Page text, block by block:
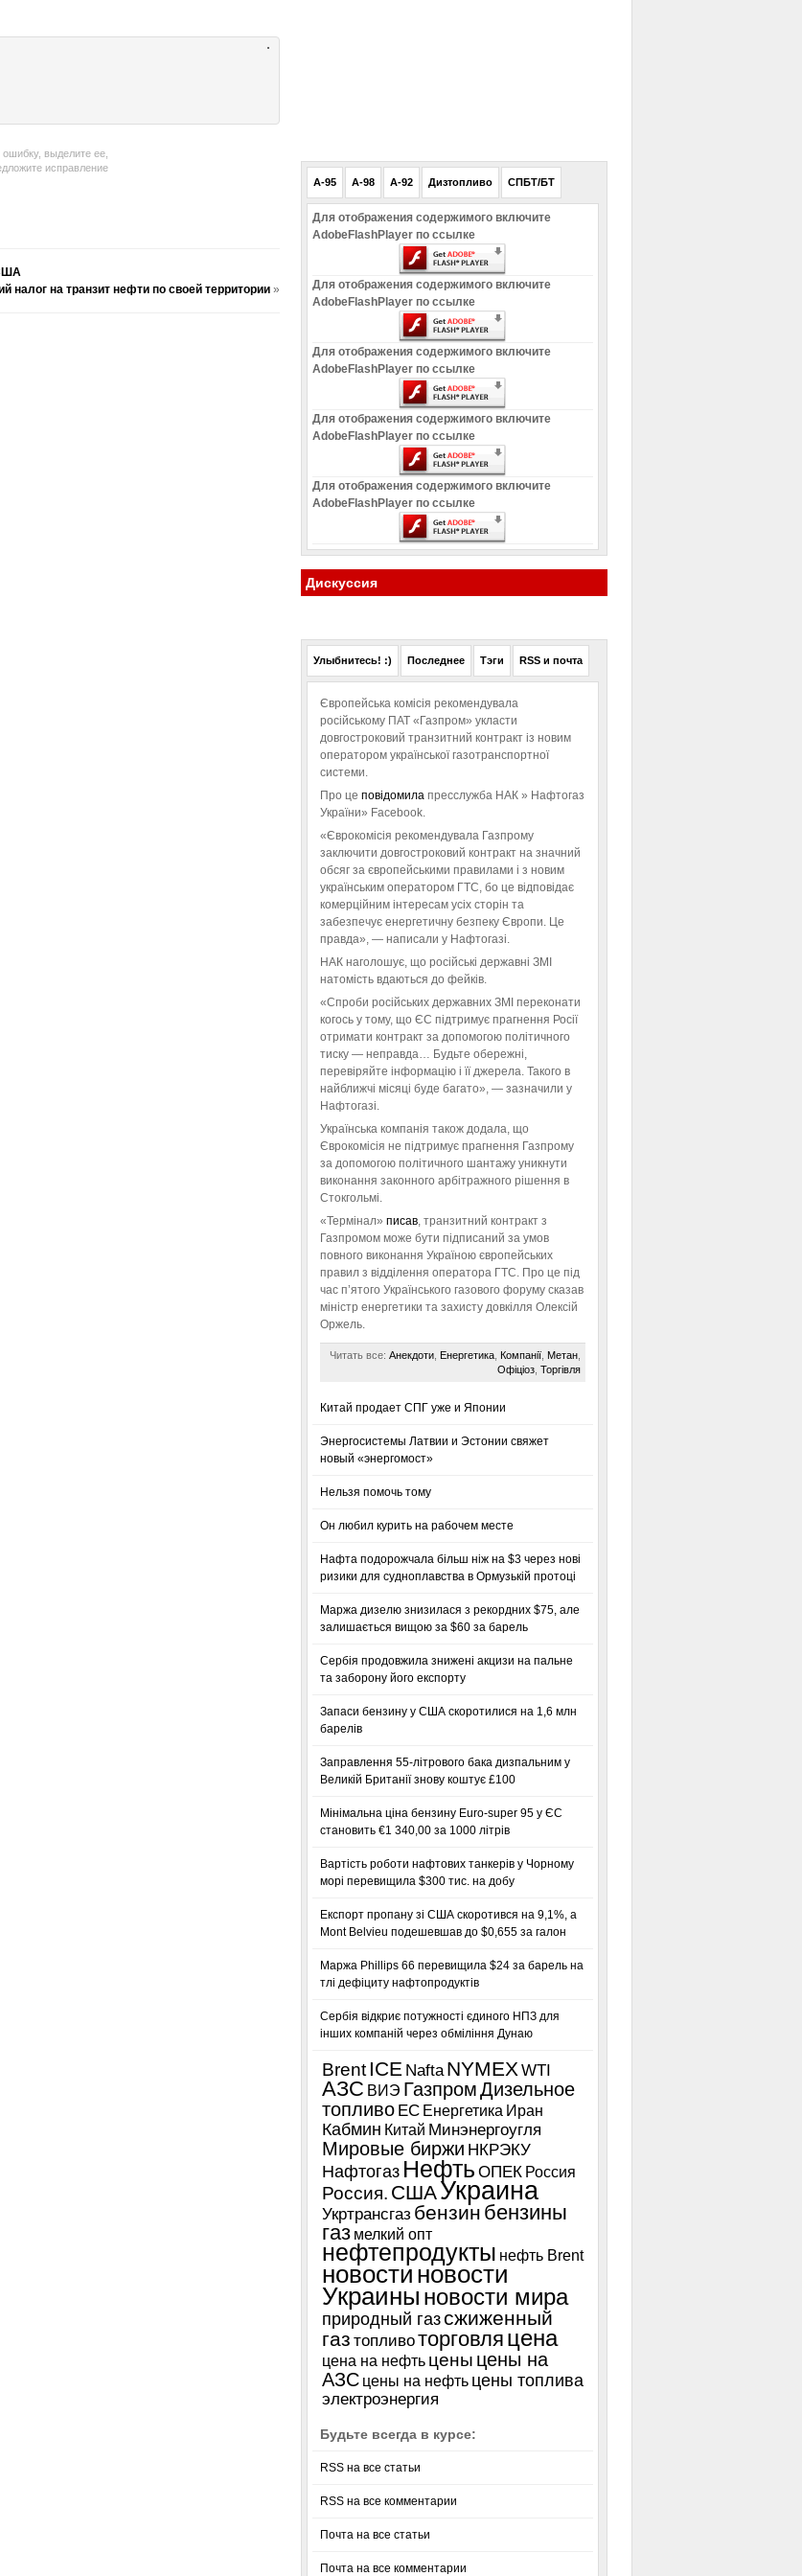
выделите ее,
исправление
налог на транзит нефти по своей территории»
A-95 A-98 A-92 Дизтопливо СПБТ/БТ
Для отображения содержимого включите
AdobeFlashPlayer по ссылке
Для отображения содержимого включите
AdobeFlashPlayer по ссылке
Для отображения содержимого включите
AdobeFlashPlayer по ссылке
Для отображения содержимого включите
AdobeFlashPlayer по ссылке
Для отображения содержимого включите
AdobeFlashPlayer по ссылке
Дискуссия
Улыбнитесь! :) Последнее Тэги RSS и почта
Європейська комісія рекомендувала
російському ПАТ «Газпром» укласти
довгостроковий транзитний контракт із новим
оператором української газотранспортної
системи.
Про це повідомила пресслужба НАК » Нафтогаз
України» Facebook.
«Єврокомісія рекомендувала Газпрому
заключити довгостроковий контракт на значний
обсяг за європейськими правилами і з новим
українським оператором ГТС, бо це відповідає
комерційним інтересам усіх сторін та
забезпечує енергетичну безпеку Європи. Це
правда», — написали у Нафтогазі.
НАК наголошує, що російські державні ЗМІ
натомість вдаються до фейків.
«Спроби російських державних ЗМІ переконати
когось у тому, що ЄС підтримує прагнення Росії
отримати контракт за допомогою політичного
тиску — неправда… Будьте обережні,
перевіряйте інформацію і її джерела. Такого в
найближчі місяці буде багато», — зазначили у
Нафтогазі.
Українська компанія також додала, що
Єврокомісія не підтримує прагнення Газпрому
за допомогою політичного шантажу уникнути
виконання законного арбітражного рішення в
Стокгольмі.
«Термінал» писав, транзитний контракт з
Газпромом може бути підписаний за умов
повного виконання Україною європейських
правил з відділення оператора ГТС. Про це під
час п’ятого Українського газового форуму сказав
міністр енергетики та захисту довкілля Олексій
Оржель.
Читать все: Анекдоти, Енергетика, Компанії, Метан,
Офіціоз, Торгівля
Китай продает СПГ уже и Японии
Энергосистемы Латвии и Эстонии свяжет
новый «энергомост»
Нельзя помочь тому
Он любил курить на рабочем месте
Нафта подорожчала більш ніж на $3 через нові
ризики для судноплавства в Ормузькій протоці
Маржа дизелю знизилася з рекордних $75, але
залишається вищою за $60 за барель
Сербія продовжила знижені акцизи на пальне
та заборону його експорту
Запаси бензину у США скоротилися на 1,6 млн
барелів
Заправлення 55-літрового бака дизпальним у
Великій Британії знову коштує £100
Мінімальна ціна бензину Euro-super 95 у ЄС
становить €1 340,00 за 1000 літрів
Вартість роботи нафтових танкерів у Чорному
морі перевищила $300 тис. на добу
Експорт пропану зі США скоротився на 9,1%, а
Mont Belvieu подешевшав до $0,655 за галон
Маржа Phillips 66 перевищила $24 за барель на
тлі дефіциту нафтопродуктів
Сербія відкриє потужності єдиного НПЗ для
інших компаній через обміління Дунаю
Brent ICE Nafta NYMEXWTI
АЗС ВИЭ ГазпромДизельное
топливо ЕС Енергетика Иран
Кабмин Китай Минэнергоугля
Мировые биржи НКРЭКУ
Нафтогаз Нефть ОПЕК Россия
Россия. СШАУкраина
Укртрансгаз бензин бензины
газ мелкий опт
нефтепродукты нефть Brent
новости новости
Украины новости мира
природный газсжиженный
газ топливоторговля цена
цена на нефть цены цены на
АЗС цены на нефть цены топлива
электроэнергия
Будьте всегда в курсе:
RSS на все статьи
RSS на все комментарии
Почта на все статьи
Почта на все комментарии